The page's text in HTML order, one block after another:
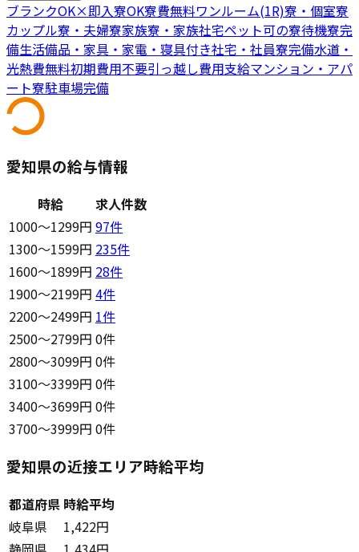
ブランクOK×即入寮OK寮費無料ワンルーム(1R)寮・個室寮
カップル寮・夫婦寮家族寮・家族社宅ペット可の寮待機寮完
備生活備品・家具・家電・寝具付き社宅・社員寮完備水道・
光熱費無料初期費用不要引っ越し費用支給マンション・アパ
ート寮駐車場完備
愛知県の給与情報
時給
求人件数
1000〜1299円 97件
1300〜1599円 235件
1600〜1899円 28件
1900〜2199円 4件
2200〜2499円 1件
2500〜2799円 0件
2800〜3099円 0件
3100〜3399円 0件
3400〜3699円 0件
3700〜3999円 0件
愛知県の近接エリア時給平均
都道府県 時給平均
岐阜県
1,422円